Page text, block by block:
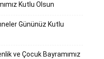
Kutlu Olsun
Gününüz Kutlu
ve Çocuk Bayramımız